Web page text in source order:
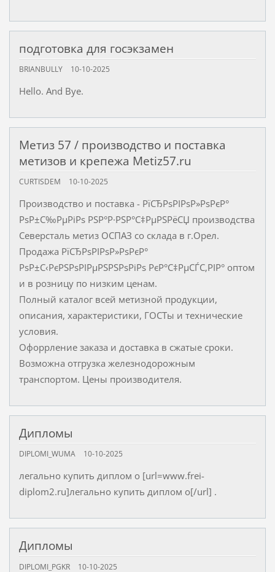
подготовка для госэкзамен
BRIANBULLY 10-10-2025
Hello. And Bye.
Метиз 57 / производство и поставка
метизов и крепежа Metiz57.ru
CURTISDEM 10-10-2025
Производство и поставка - РїСЂРѕРІРѕР»РѕРєР°
РѕР±С‰РµРіРѕ РЅР°Р·РЅР°С‡РµРЅРёСЏ производства
Северсталь метиз ОСПАЗ со склада в г.Орел.
Продажа РїСЂРѕРІРѕР»РѕРєР°
РѕР±С‹РєРЅРѕРІРµРЅРЅРѕРіРѕ РєР°С‡РµСЃС‚РІР° оптом
и в розницу по низким ценам.
Полный каталог всей метизной продукции,
описания, характеристики, ГОСТы и технические
условия.
Офоррление заказа и доставка в сжатые сроки.
Возможна отгрузка железнодорожным
транспортом. Цены производителя.
Дипломы
DIPLOMI_WUMA 10-10-2025
легально купить диплом о [url=www.frei-
diplom2.ru]легально купить диплом о[/url] .
Дипломы
DIPLOMI_PGKR 10-10-2025